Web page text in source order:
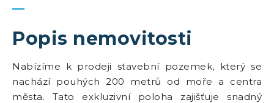
Popis nemovitosti
Nabízíme k prodeji stavební pozemek, který se
nachází pouhých 200 metrů od moře a centra
města. Tato exkluzivní poloha zajišťuje snadný